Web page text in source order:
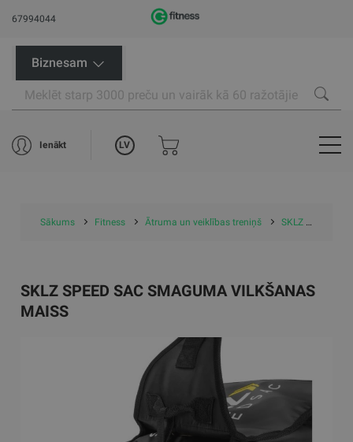
67994044
Biznesam
Ienākt LV
Sākums Fitness Ātruma un veiklības treniņš SKLZ Speed Sac smaguma vilkšanas maiss
SKLZ SPEED SAC SMAGUMA VILKŠANAS
MAISS